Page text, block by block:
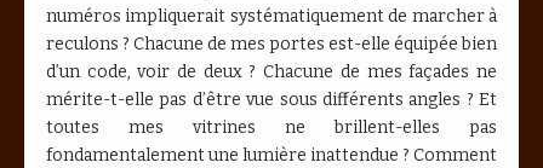
numéros impliquerait systématiquement de marcher à
reculons ? Chacune de mes portes est-elle équipée bien
d’un code, voir de deux ? Chacune de mes façades ne
mérite-t-elle pas d’être vue sous différents angles ? Et
toutes mes vitrines ne brillent-elles pas
fondamentalement une lumière inattendue ? Comment